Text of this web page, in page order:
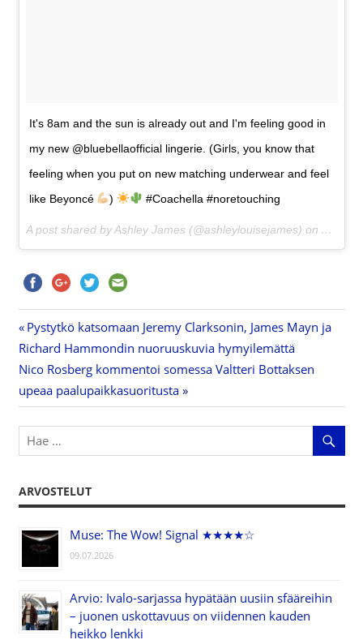
It's 8am and the sun is already out and I'm feeling good in
my new @bluebellaofficial lingerie. (Girls, you know that
feeling when you put on new matching underwear and feel
like Beyoncé
) #Coachella #noretouching
A post shared by Ashley James (@ashleylouisejames) on
Apr 14,
Artikkelien
selaus
Previous
Post:
Pystytkö katsomaan Jeremy Clarksonin, James Mayn ja
Richard Hammondin nuoruuskuvia hymyilemättä
Next
Post:
Nico Rosberg kommentoi somessa Valtteri Bottaksen
upeaa paalupaikkasuoritusta
ARVOSTELUT
Muse: The Wow! Signal ★★★★☆
09.07.2026
Arvio: Ivalo-sarjassa hypätään uusiin sfääreihin
– juonen uskottavuus on viidennen kauden
heikko lenkki